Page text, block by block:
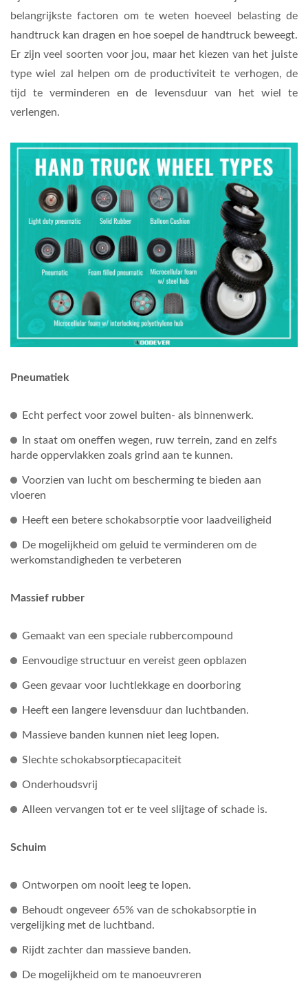
belangrijkste factoren om te weten hoeveel belasting de
handtruck kan dragen en hoe soepel de handtruck beweegt.
Er zijn veel soorten voor jou, maar het kiezen van het juiste
type wiel zal helpen om de productiviteit te verhogen, de
tijd te verminderen en de levensduur van het wiel te
verlengen.
Pneumatiek
Echt perfect voor zowel buiten- als binnenwerk.
In staat om oneffen wegen, ruw terrein, zand en zelfs
harde oppervlakken zoals grind aan te kunnen.
Voorzien van lucht om bescherming te bieden aan
vloeren
Heeft een betere schokabsorptie voor laadveiligheid
De mogelijkheid om geluid te verminderen om de
werkomstandigheden te verbeteren
Massief rubber
Gemaakt van een speciale rubbercompound
Eenvoudige structuur en vereist geen opblazen
Geen gevaar voor luchtlekkage en doorboring
Heeft een langere levensduur dan luchtbanden.
Massieve banden kunnen niet leeg lopen.
Slechte schokabsorptiecapaciteit
Onderhoudsvrij
Alleen vervangen tot er te veel slijtage of schade is.
Schuim
Ontworpen om nooit leeg te lopen.
Behoudt ongeveer 65% van de schokabsorptie in
vergelijking met de luchtband.
Rijdt zachter dan massieve banden.
De mogelijkheid om te manoeuvreren